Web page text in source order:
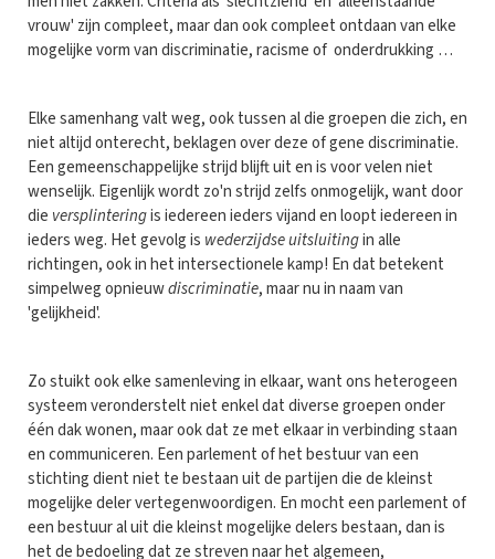
vrouw' zijn compleet, maar dan ook compleet ontdaan van elke
mogelijke vorm van discriminatie, racisme of onderdrukking …
Elke samenhang valt weg, ook tussen al die groepen die zich, en
niet altijd onterecht, beklagen over deze of gene discriminatie.
Een gemeenschappelijke strijd blijft uit en is voor velen niet
wenselijk. Eigenlijk wordt zo'n strijd zelfs onmogelijk, want door
die versplinteringis iedereen ieders vijand en loopt iedereen in
ieders weg. Het gevolg is wederzijdse uitsluitingin alle
richtingen, ook in het intersectionele kamp! En dat betekent
simpelweg opnieuwdiscriminatie, maar nu in naam van
'gelijkheid'.
Zo stuikt ook elke samenleving in elkaar, want ons heterogeen
systeem veronderstelt niet enkel dat diverse groepen onder
één dak wonen, maar ook dat ze met elkaar in verbinding staan
en communiceren. Een parlement of het bestuur van een
stichting dient niet te bestaan uit de partijen die de kleinst
mogelijke deler vertegenwoordigen. En mocht een parlement of
een bestuur al uit die kleinst mogelijke delers bestaan, dan is
het de bedoeling dat ze streven naar het algemeen,